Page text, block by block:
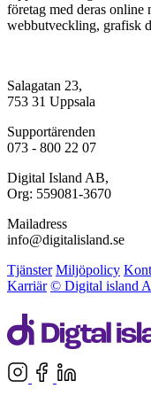
företag med deras
webbutveckling, grafisk
Salagatan 23,
753 31 Uppsala
Supportärenden
073 - 800 22 07
Digital Island AB,
Org: 559081-3670
Mailadress
info@digitalisland.se
Tjänster Miljöpolicy
Karriär © Digital island